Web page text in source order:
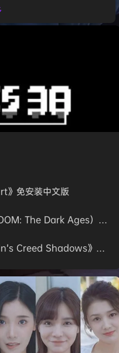
》免安装中文版
毁灭战士：黑暗时代（DOOM: The Dark Ages）免安装中文版
《刺客信条：影/Assassin’s Creed Shadows》免安装版，非虚拟机